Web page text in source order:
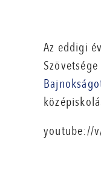
Az eddigi
youtube://